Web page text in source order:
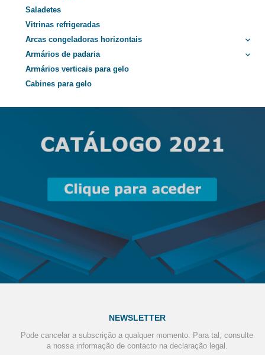
Saladetes
Vitrinas refrigeradas
Arcas congeladoras horizontais
keyboard_arrow_down
Armários de padaria keyboard_arrow_down
Armários verticais para gelo
Cabines para gelo
NEWSLETTER
Pode cancelar a subscrição a qualquer momento. Para tal, consulte
a nossa informação de contacto na declaração legal.